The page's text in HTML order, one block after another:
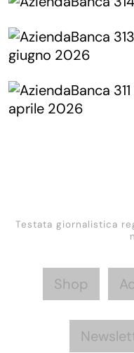
Testata giornalistica
Shop